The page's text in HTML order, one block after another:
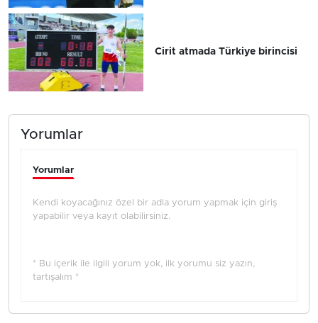
Cirit atmada Türkiye birincisi
Yorumlar
Yorumlar
Kendi koyacağınız özel bir adla yorum yapmak için giriş
yapabilir veya kayıt olabilirsiniz.
* Bu içerik ile ilgili yorum yok, ilk yorumu siz yazın,
tartışalım *